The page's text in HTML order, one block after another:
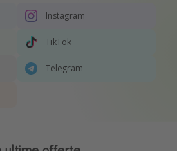
Instagram
TikTok
Telegram